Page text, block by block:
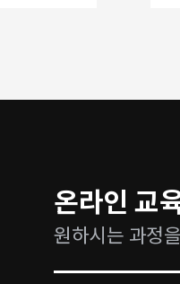
온라인 교
원하시는 과정